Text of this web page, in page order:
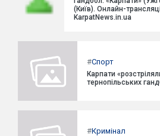
(Київ). Онлайн-
KarpatNews.in.ua
#Спорт
Карпати
тернопільських
#Кримінал